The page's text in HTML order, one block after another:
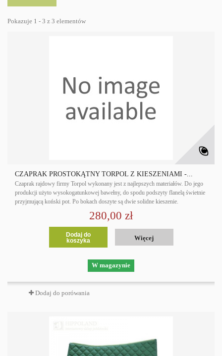
Pokazuje 1 - 3 z 3 elementów
CZAPRAK PROSTOKĄTNY TORPOL Z KIESZENIAMI -...
Czaprak rajdowy firmy Torpol wykonany jest z najlepszych materiałów. Do jego
produkcji użyto wysokogatunkowej bawełny, do spodu podszyty flanelą świetnie
przyjmującą koński pot. Po bokach doszyte są dwie solidne kieszenie.
280,00 zł
Dodaj do
koszyka
Więcej
W magazynie
Dodaj do porówania